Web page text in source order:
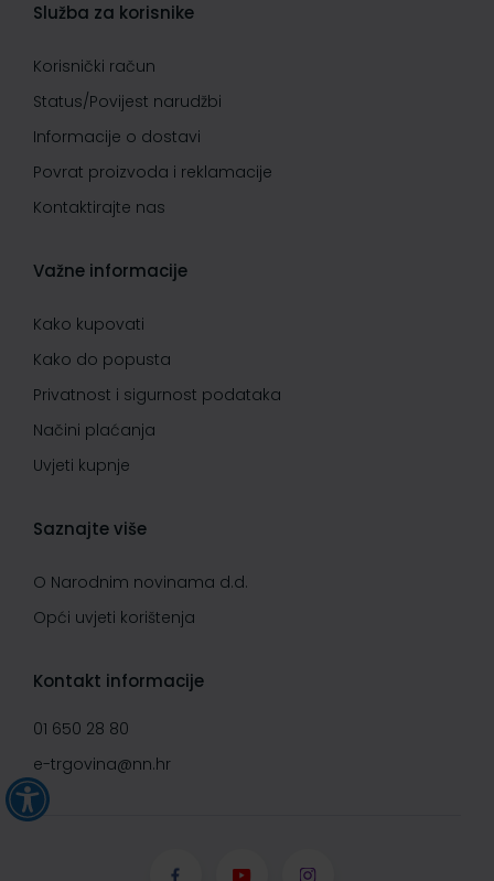
Služba za korisnike
Korisnički račun
Status/Povijest narudžbi
Informacije o dostavi
Povrat proizvoda i reklamacije
Kontaktirajte nas
Važne informacije
Kako kupovati
Kako do popusta
Privatnost i sigurnost podataka
Načini plaćanja
Uvjeti kupnje
Saznajte više
O Narodnim novinama d.d.
Opći uvjeti korištenja
Kontakt informacije
01 650 28 80
e-trgovina@nn.hr